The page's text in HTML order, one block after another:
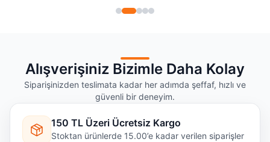
Alışverişiniz Bizimle Daha Kolay
Siparişinizden teslimata kadar her adımda şeffaf, hızlı ve
güvenli bir deneyim.
150 TL Üzeri Ücretsiz Kargo
Stoktan ürünlerde 15.00’e kadar verilen siparişler